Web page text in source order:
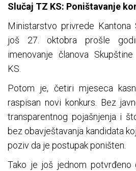
Slučaj TZ KS: Poništavanje
Ministarstvo privrede Kantona
još 27. oktobra prošle
imenovanje članova
KS.
Potom je, četiri mjeseca
raspisan novi konkurs. Bez
transparentnog pojašnjenja i
bez obavještavanja kandidata
poziv da je postupak poništen.
Tako je još jednom potvrđeno